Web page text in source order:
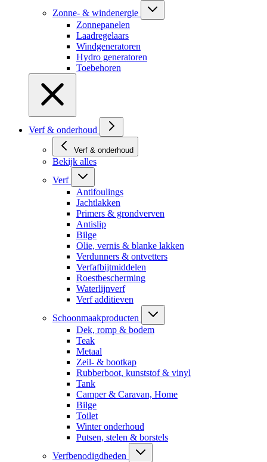
Zonne- & windenergie
Zonnepanelen
Laadregelaars
Windgeneratoren
Hydro generatoren
Toebehoren
Verf & onderhoud
Verf & onderhoud
Bekijk alles
Verf
Antifoulings
Jachtlakken
Primers & grondverven
Antislip
Bilge
Olie, vernis & blanke lakken
Verdunners & ontvetters
Verfafbijtmiddelen
Roestbescherming
Waterlijnverf
Verf additieven
Schoonmaakproducten
Dek, romp & bodem
Teak
Metaal
Zeil- & bootkap
Rubberboot, kunststof & vinyl
Tank
Camper & Caravan, Home
Bilge
Toilet
Winter onderhoud
Putsen, stelen & borstels
Verfbenodigdheden